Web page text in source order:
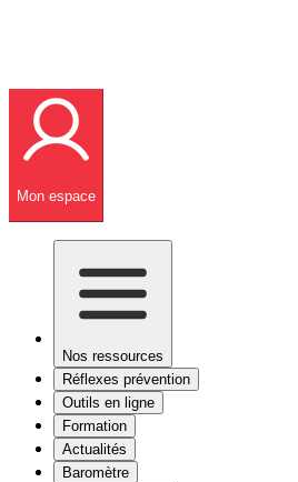
Mon espace
Nos ressources
Réflexes prévention
Outils en ligne
Formation
Actualités
Baromètre